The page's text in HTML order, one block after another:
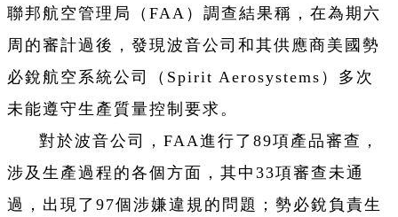
聯邦航空管理局（FAA）調查結果稱，在為期六
周的審計過後，發現波音公司和其供應商美國勢
必銳航空系統公司（Spirit Aerosystems）多次
未能遵守生產質量控制要求。
對於波音公司，FAA進行了89項產品審查，
涉及生產過程的各個方面，其中33項審查未通
過，出現了97個涉嫌違規的問題；勢必銳負責生